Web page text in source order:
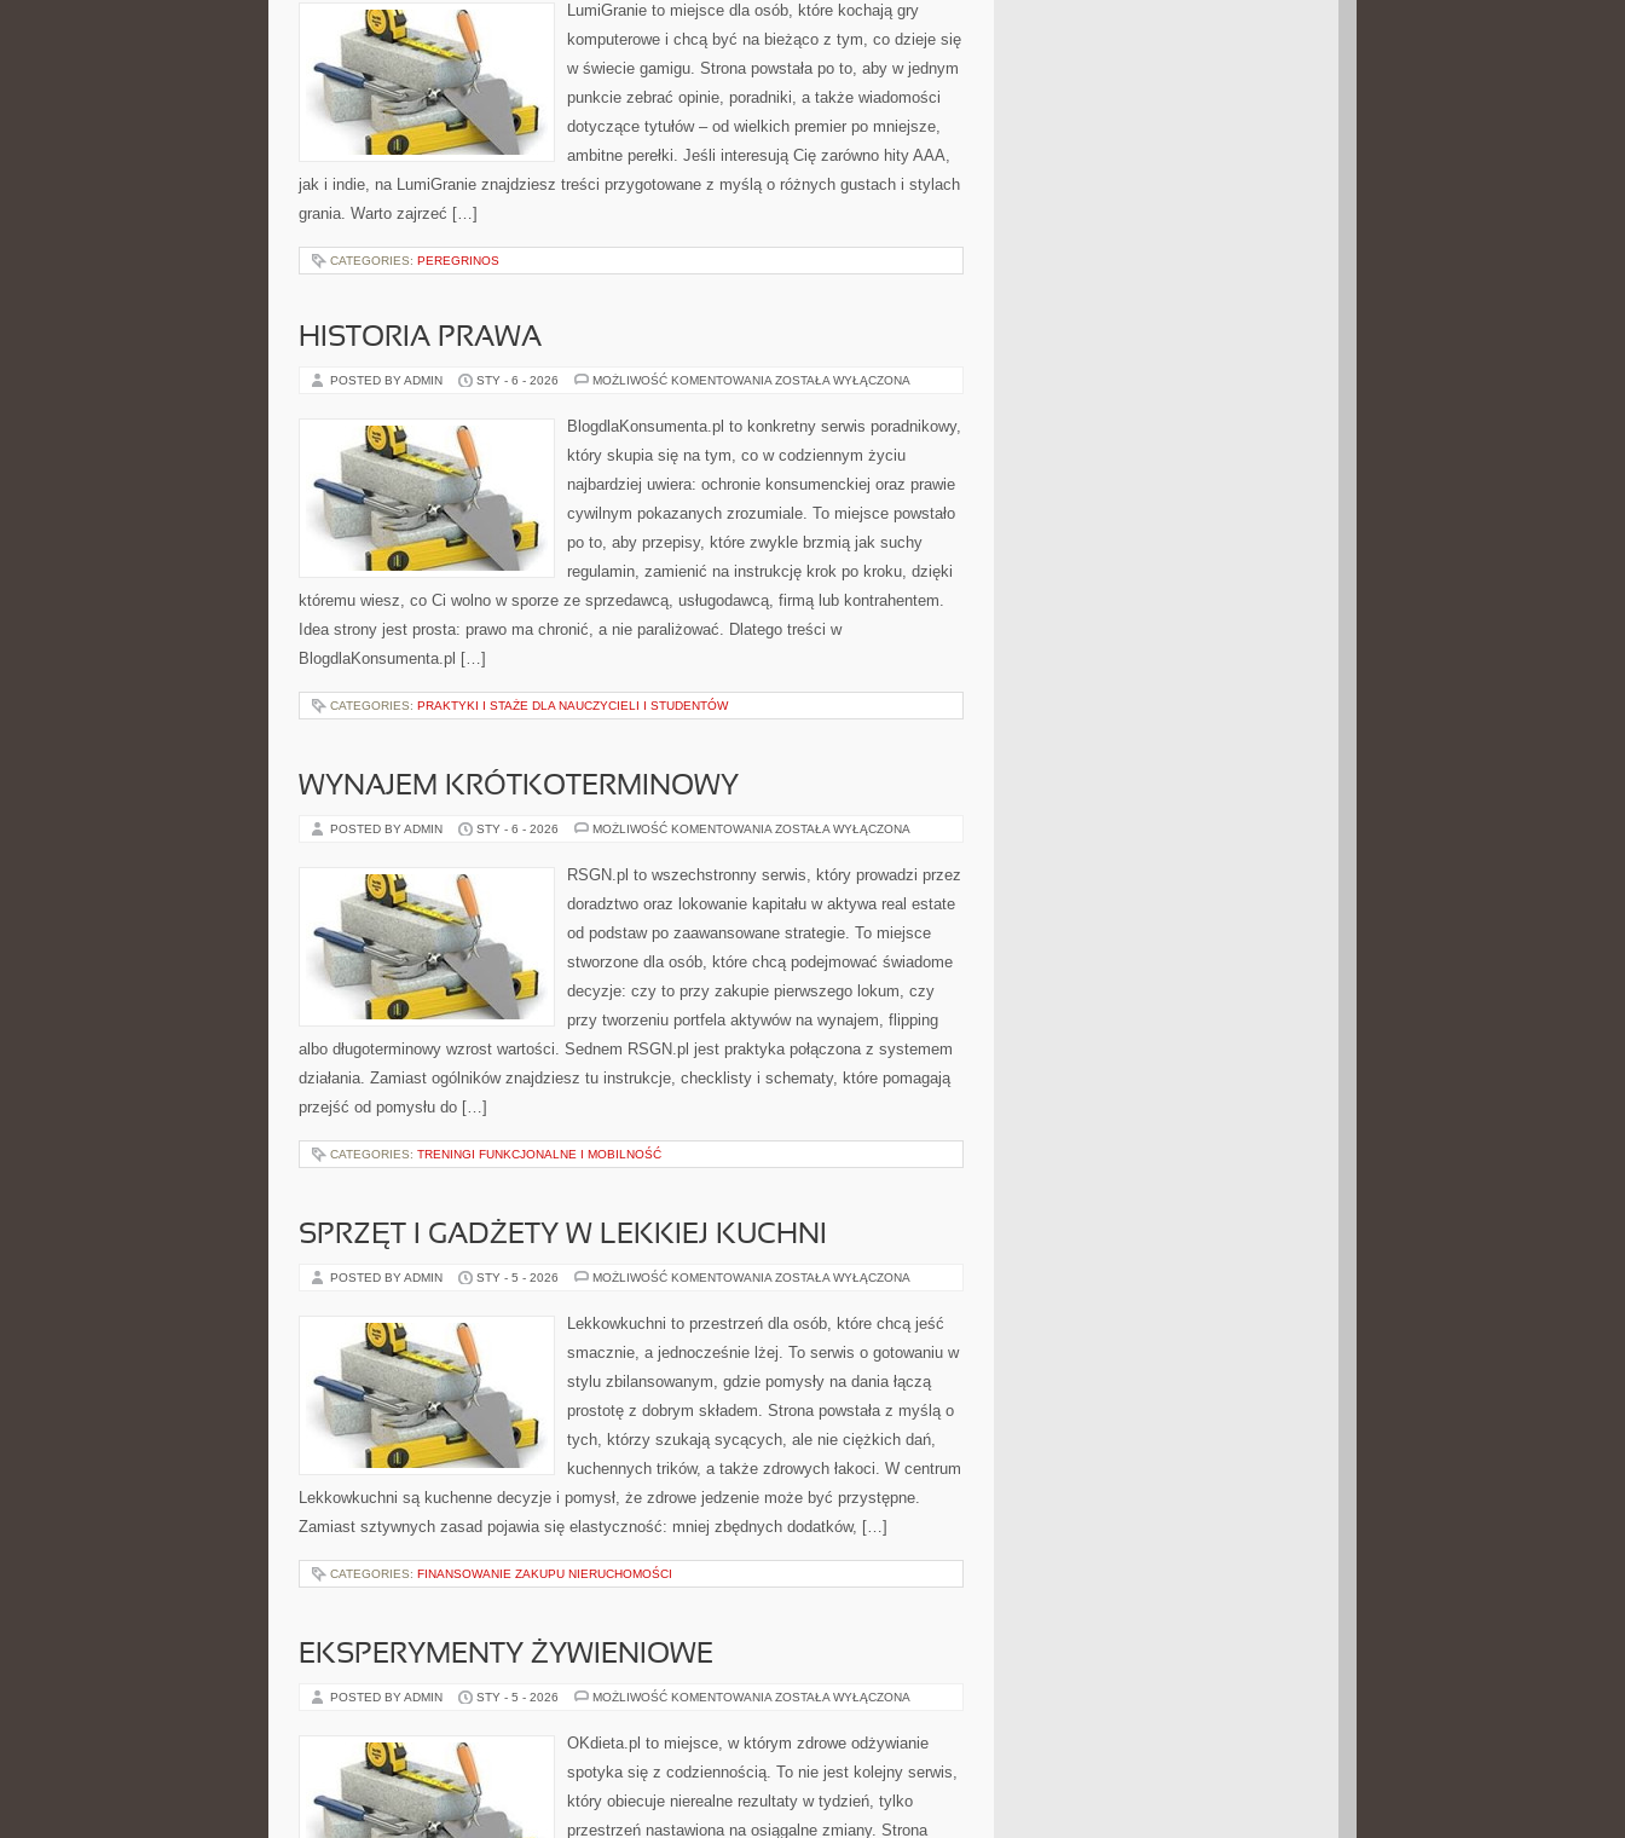
LumiGranie to miejsce dla osób, które kochają gry
komputerowe i chcą być na bieżąco z tym, co dzieje się
w świecie gamigu. Strona powstała po to, aby w jednym
punkcie zebrać opinie, poradniki, a także wiadomości
dotyczące tytułów – od wielkich premier po mniejsze,
ambitne perełki. Jeśli interesują Cię zarówno hity AAA,
jak i indie, na LumiGranie znajdziesz treści przygotowane z myślą o różnych gustach i stylach
grania. Warto zajrzeć […]
CATEGORIES: PEREGRINOS
HISTORIA PRAWA
POSTED BY ADMIN STY - 6 - 2026 MOŻLIWOŚĆ KOMENTOWANIA HISTORIA
ZOSTAŁA WYŁĄCZONA
BlogdlaKonsumenta.pl to konkretny serwis poradnikowy,
który skupia się na tym, co w codziennym życiu
najbardziej uwiera: ochronie konsumenckiej oraz prawie
cywilnym pokazanych zrozumiale. To miejsce powstało
po to, aby przepisy, które zwykle brzmią jak suchy
regulamin, zamienić na instrukcję krok po kroku, dzięki
któremu wiesz, co Ci wolno w sporze ze sprzedawcą, usługodawcą, firmą lub kontrahentem.
Idea strony jest prosta: prawo ma chronić, a nie paraliżować. Dlatego treści w
BlogdlaKonsumenta.pl […]
CATEGORIES: PRAKTYKI I STAŻE DLA NAUCZYCIELI I STUDENTÓW
WYNAJEM KRÓTKOTERMINOWY
POSTED BY ADMIN STY - 6 - 2026 MOŻLIWOŚĆ KOMENTOWANIA WYNAJEM
ZOSTAŁA WYŁĄCZONA
RSGN.pl to wszechstronny serwis, który prowadzi przez
doradztwo oraz lokowanie kapitału w aktywa real estate
od podstaw po zaawansowane strategie. To miejsce
stworzone dla osób, które chcą podejmować świadome
decyzje: czy to przy zakupie pierwszego lokum, czy
przy tworzeniu portfela aktywów na wynajem, flipping
albo długoterminowy wzrost wartości. Sednem RSGN.pl jest praktyka połączona z systemem
działania. Zamiast ogólników znajdziesz tu instrukcje, checklisty i schematy, które pomagają
przejść od pomysłu do […]
CATEGORIES: TRENINGI FUNKCJONALNE I MOBILNOŚĆ
SPRZĘT I GADŻETY W LEKKIEJ KUCHNI
POSTED BY ADMIN STY - 5 - 2026 MOŻLIWOŚĆ KOMENTOWANIA SPRZĘT
W
LEKKIEJ
ZOSTAŁA WYŁĄCZONA
Lekkowkuchni to przestrzeń dla osób, które chcą jeść
smacznie, a jednocześnie lżej. To serwis o gotowaniu w
stylu zbilansowanym, gdzie pomysły na dania łączą
prostotę z dobrym składem. Strona powstała z myślą o
tych, którzy szukają sycących, ale nie ciężkich dań,
kuchennych trików, a także zdrowych łakoci. W centrum
Lekkowkuchni są kuchenne decyzje i pomysł, że zdrowe jedzenie może być przystępne.
Zamiast sztywnych zasad pojawia się elastyczność: mniej zbędnych dodatków, […]
CATEGORIES: FINANSOWANIE ZAKUPU NIERUCHOMOŚCI
EKSPERYMENTY ŻYWIENIOWE
POSTED BY ADMIN STY - 5 - 2026 MOŻLIWOŚĆ KOMENTOWANIA EKSPERYMENTY
ZOSTAŁA WYŁĄCZONA
OKdieta.pl to miejsce, w którym zdrowe odżywianie
spotyka się z codziennością. To nie jest kolejny serwis,
który obiecuje nierealne rezultaty w tydzień, tylko
przestrzeń nastawiona na osiągalne zmiany. Strona